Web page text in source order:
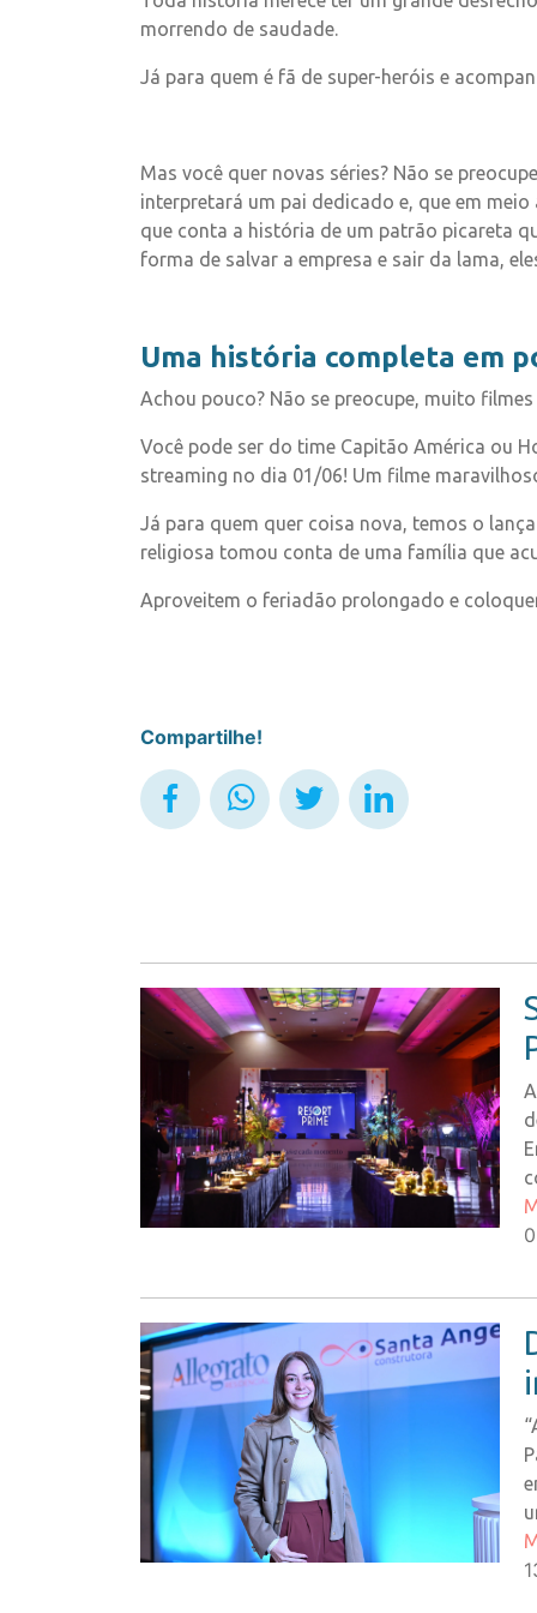
morrendo de saudade.
Já para quem é fã de super-heróis e
Mas você quer novas séries? Não se
interpretará um pai dedicado e, que em
que conta a história de um patrão picareta
forma de salvar a empresa e sair da lama,
Uma história completa em
Achou pouco? Não se preocupe, muito
Você pode ser do time Capitão América ou
streaming no dia 01/06! Um filme
Já para quem quer coisa nova, temos o
religiosa tomou conta de uma família que
Aproveitem o feriadão prolongado e
Compartilhe!